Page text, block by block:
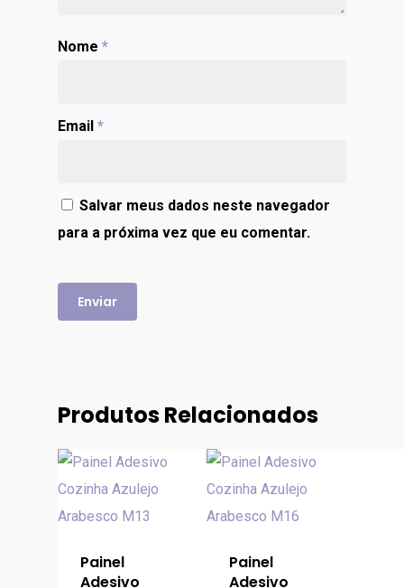
Nome *
Email *
Salvar meus dados neste navegador
para a próxima vez que eu comentar.
Produtos Relacionados
Painel
Adesivo
Painel
Adesivo